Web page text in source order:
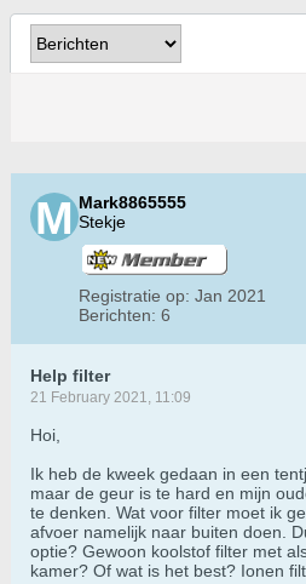
Mark8865555
Stekje
Registratie op: Jan 2021
Berichten: 6
Help filter
21 February 2021, 11:09
Hoi,
Ik heb de kweek gedaan in een
maar de geur is te hard en mijn
te denken. Wat voor filter moet ik
afvoer namelijk naar buiten doen.
optie? Gewoon koolstof filter met
kamer? Of wat is het best? Ionen